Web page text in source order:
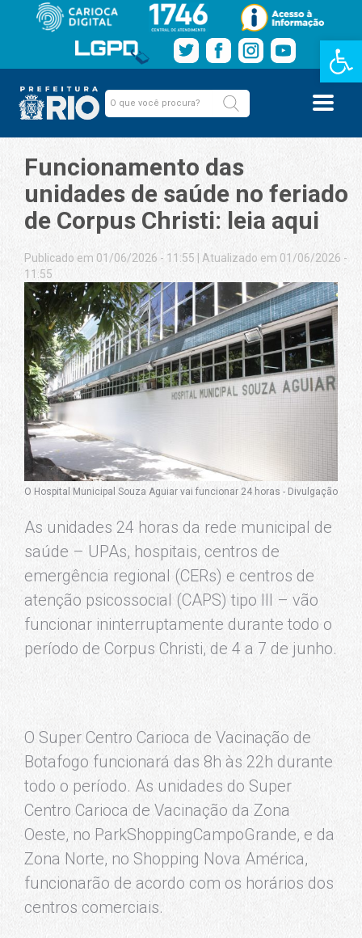
Barra de
Funcionamento das
unidades de saúde no feriado
de Corpus Christi: leia aqui
Publicado em 01/06/2026 - 11:55
Atualizado em 01/06/2026 -
11:55
O Hospital Municipal Souza Aguiar vai funcionar 24 horas - Divulgação
As unidades 24 horas da rede municipal de
saúde – UPAs, hospitais, centros de
emergência regional (CERs) e centros de
atenção psicossocial (CAPS) tipo III – vão
funcionar ininterruptamente durante todo o
período de Corpus Christi, de 4 a 7 de junho.
O Super Centro Carioca de Vacinação de
Botafogo funcionará das 8h às 22h durante
todo o período. As unidades do Super
Centro Carioca de Vacinação da Zona
Oeste, no ParkShoppingCampoGrande, e da
Zona Norte, no Shopping Nova América,
funcionarão de acordo com os horários dos
centros comerciais.